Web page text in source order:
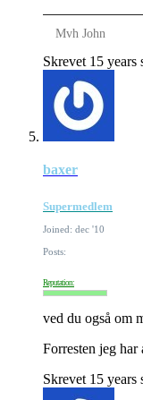
Mvh John
Skrevet 15 years
baxer
Supermedlem
Joined: dec '10
Posts:
Reputation:
ved du også om
Forresten jeg
Skrevet 15 years